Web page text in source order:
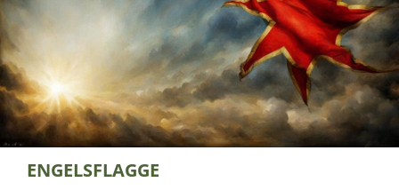
ENGELSFLAGGE